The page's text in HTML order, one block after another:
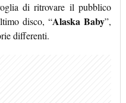
di ritrovare il pubblico
disco, “Alaska Baby”,
differenti.